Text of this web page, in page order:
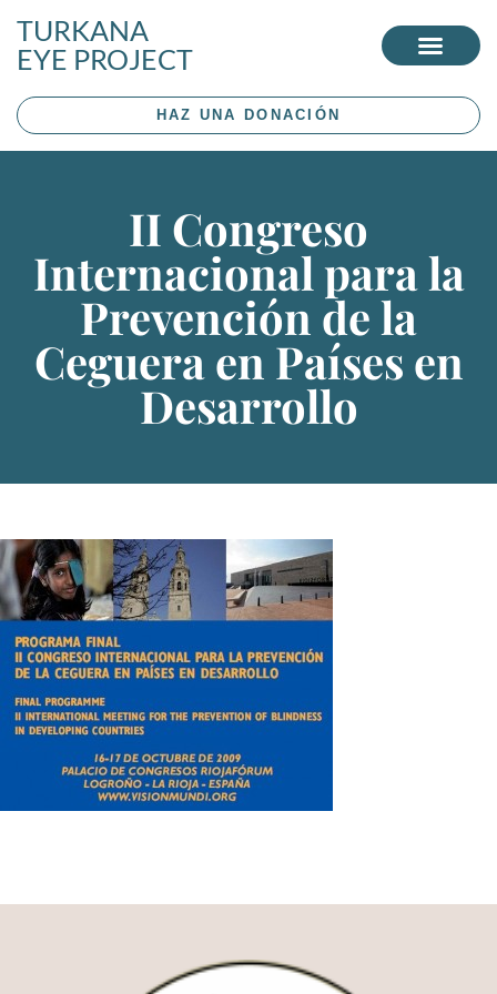
TURKANA
EYE PROJECT
HAZ UNA DONACIÓN
II Congreso
Internacional para la
Prevención de la
Ceguera en Países en
Desarrollo